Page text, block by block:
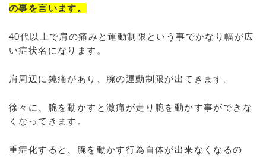
の事を言います。
40代以上で肩の痛みと運動制限という事でかなり幅が広
い症状名になります。
肩周辺に鈍痛があり、腕の運動制限が出てきます。
徐々に、腕を動かすと激痛が走り腕を動かす事ができな
くなってきます。
重症化すると、腕を動かす行為自体が出来なくなるの